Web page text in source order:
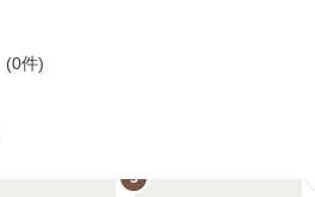
(0件)
3